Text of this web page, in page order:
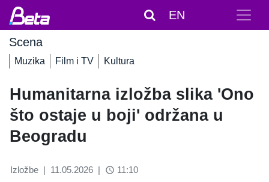
EN
Scena
Muzika Film i TV Kultura
Humanitarna izložba slika 'Ono
što ostaje u boji' održana u
Beogradu
Izložbe | 11.05.2026 | access_time 11:10